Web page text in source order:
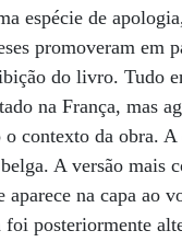
espécie de
promoveram em
do livro. Tudo
na França, mas
contexto da obra.
A versão mais
aparece na capa ao
foi posteriormente